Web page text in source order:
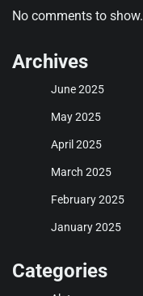
No comments to show.
Archives
June 2025
May 2025
April 2025
March 2025
February 2025
January 2025
Categories